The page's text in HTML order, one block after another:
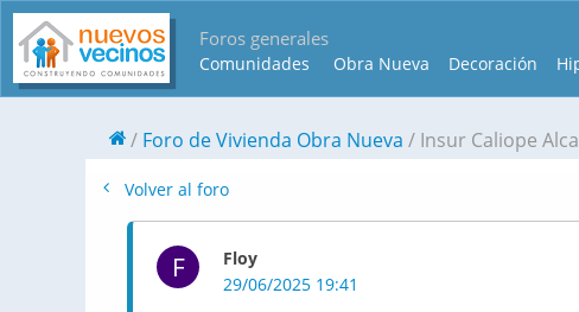
Foros generales
Comunidades Obra Nueva Decoración
Foro de Vivienda Obra Nueva Insur Caliope
Volver al foro
F
Floy
29/06/2025 19:41